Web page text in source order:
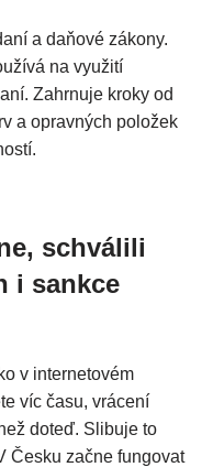
a daňové zákony.
na využití
Zahrnuje kroky od
a opravných položek
schválili
i sankce
v internetovém
víc času, vrácení
doteď. Slibuje to
Česku začne fungovat